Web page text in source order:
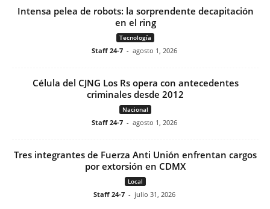
Intensa pelea de robots: la sorprendente decapitación
en el ring
Tecnología
Staff 24-7 - agosto 1, 2026
Célula del CJNG Los Rs opera con antecedentes
criminales desde 2012
Nacional
Staff 24-7 - agosto 1, 2026
Tres integrantes de Fuerza Anti Unión enfrentan cargos
por extorsión en CDMX
Local
Staff 24-7 - julio 31, 2026